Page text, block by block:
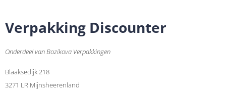
Verpakking Discounter
Onderdeel van Bozikova Verpakkingen
Blaaksedijk 218
3271 LR Mijnsheerenland